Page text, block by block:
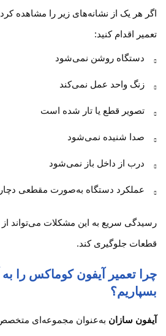
اگر هر یک از نشانه‌های زیر را مشاهده
تعمیر اقدام کنید:
دستگاه روشن نمی‌شود
زنگ واحد عمل نمی‌کند
تصویر قطع یا تار شده است
صدا شنیده نمی‌شود
درب از داخل باز نمی‌شود
عملکرد دستگاه به‌صورت مقطعی
رسیدگی سریع به این مشکلات می‌تواند از
قطعات جلوگیری کند.
چرا تعمیر آیفون کوماکس را
بسپاریم؟
آیفون سازان به‌عنوان مجموعه‌ای متخصص